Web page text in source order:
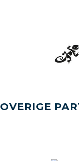
OVERIGE